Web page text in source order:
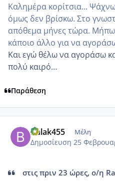
Καλημέρα κορίτσια...
όμως δεν βρίσκω. Στο
απόθεμα μήνες τώρα.
κάποιο άλλο για να
Και εγώ θέλω να αγοράσω
πολύ καιρό…
Παράθεση
Balak455 Μέλη
Δημοσίευση 25
στις πριν 23 ώρες, ο/η